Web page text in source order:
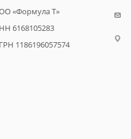
«Формула Т»
6168105283
1186196057574